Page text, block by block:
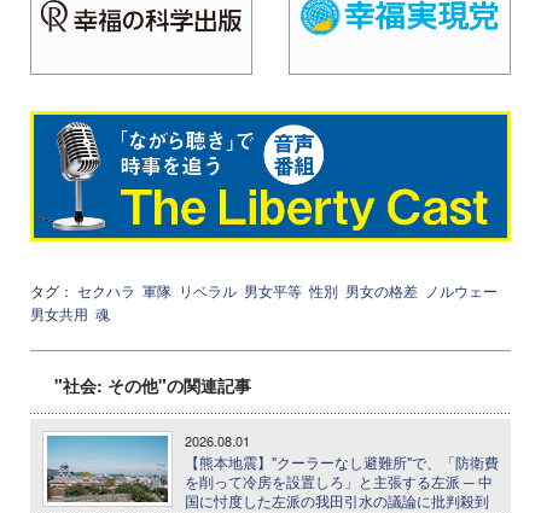
タグ： セクハラ 軍隊 リベラル 男女平等 性別 男女の格差 ノルウェー
男女共用 魂
"社会: その他"の関連記事
2026.08.01
【熊本地震】"クーラーなし避難所"で、「防衛費
を削って冷房を設置しろ」と主張する左派 ─ 中
国に忖度した左派の我田引水の議論に批判殺到